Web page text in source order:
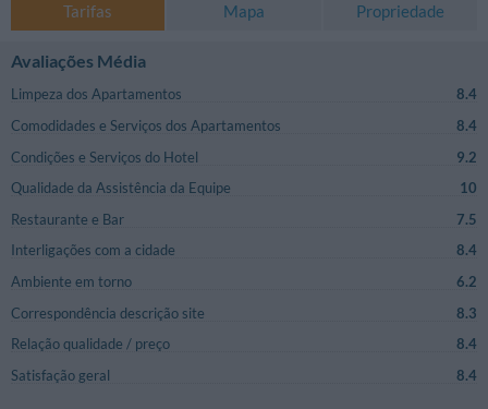
Tarifas Mapa Propriedade
Avaliações Média
Limpeza dos Apartamentos
8.4
Comodidades e Serviços dos Apartamentos
8.4
Condições e Serviços do Hotel
9.2
Qualidade da Assistência da Equipe
10
Restaurante e Bar
7.5
Interligações com a cidade
8.4
Ambiente em torno
6.2
Correspondência descrição site
8.3
Relação qualidade / preço
8.4
Satisfação geral
8.4